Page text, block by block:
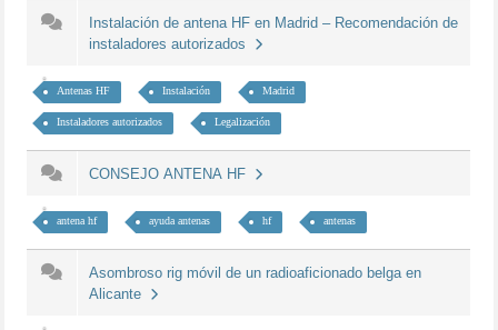
Instalación de antena HF en Madrid – Recomendación de
instaladores autorizados
Antenas HF Instalación Madrid
Instaladores autorizados Legalización
CONSEJO ANTENA HF
antena hf ayuda antenas hf antenas
Asombroso rig móvil de un radioaficionado belga en
Alicante